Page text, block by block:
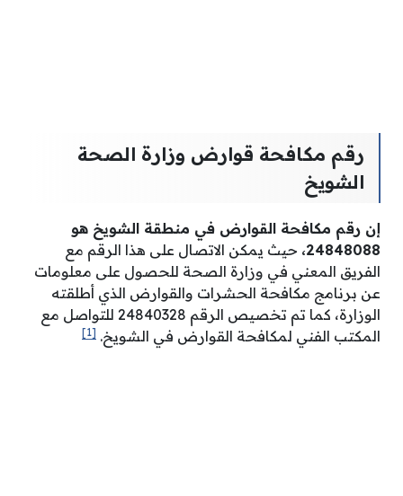
رقم مكافحة قوارض وزارة الصحة
الشويخ
إن رقم مكافحة القوارض في منطقة الشويخ هو
24848088، حيث يمكن الاتصال على هذا الرقم مع
الفريق المعني في وزارة الصحة للحصول على معلومات
عن برنامج مكافحة الحشرات والقوارض الذي أطلقته
الوزارة، كما تم تخصيص الرقم 24840328 للتواصل مع
المكتب الفني لمكافحة القوارض في الشويخ. [1]